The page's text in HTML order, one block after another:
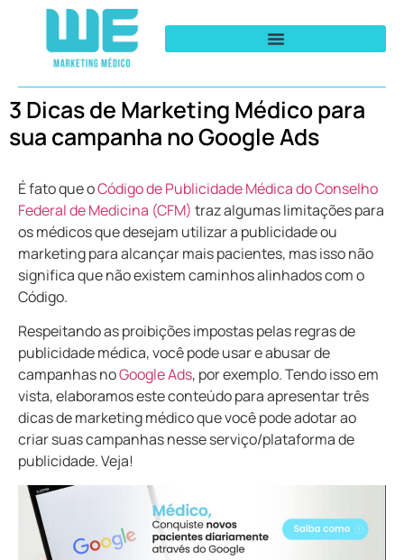
3 Dicas de Marketing Médico para
sua campanha no Google Ads
É fato que oCódigo de Publicidade Médica do Conselho
Federal de Medicina (CFM) traz algumas limitações para
os médicos que desejam utilizar a publicidade ou
marketing para alcançar mais pacientes, mas isso não
significa que não existem caminhos alinhados com o
Código.
Respeitando as proibições impostas pelas regras de
publicidade médica, você pode usar e abusar de
campanhas noGoogle Ads, por exemplo. Tendo isso em
vista, elaboramos este conteúdo para apresentar três
dicas de marketing médico que você pode adotar ao
criar suas campanhas nesse serviço/plataforma de
publicidade. Veja!